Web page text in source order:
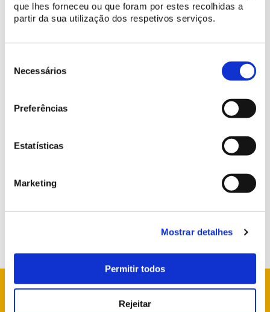
que lhes forneceu ou que foram por estes recolhidas a
partir da sua utilização dos respetivos serviços.
Necessários
Preferências
Estatísticas
Marketing
Mostrar detalhes
Permitir todos
Rejeitar